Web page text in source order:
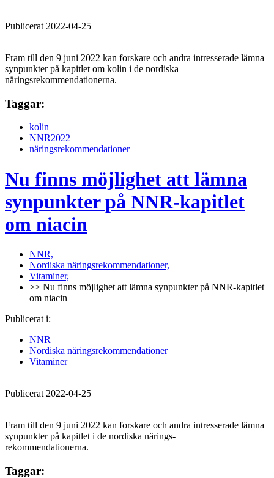
Publicerat 2022-04-25
Fram till den 9 juni 2022 kan forskare och andra intresserade lämna
synpunkter på kapitlet om kolin i de nordiska
näringsrekommendationerna.
Taggar:
kolin
NNR2022
näringsrekommendationer
Nu finns möjlighet att lämna
synpunkter på NNR-kapitlet
om niacin
NNR,
Nordiska näringsrekommendationer,
Vitaminer,
>> Nu finns möjlighet att lämna synpunkter på NNR-kapitlet
om niacin
Publicerat i:
NNR
Nordiska näringsrekommendationer
Vitaminer
Publicerat 2022-04-25
Fram till den 9 juni 2022 kan forskare och andra intresserade lämna
synpunkter på kapitlet i de nordiska närings-
rekommendationerna.
Taggar: